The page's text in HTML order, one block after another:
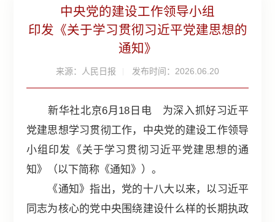
中央党的建设工作领导小组
印发《关于学习贯彻习近平党建思想的
通知》
来源：人民日报 发布时间：2026.06.20
新华社北京6月18日电 为深入抓好习近平
党建思想学习贯彻工作，中央党的建设工作领导
小组印发《关于学习贯彻习近平党建思想的通
知》（以下简称《通知》）。
《通知》指出，党的十八大以来，以习近平
同志为核心的党中央围绕建设什么样的长期执政